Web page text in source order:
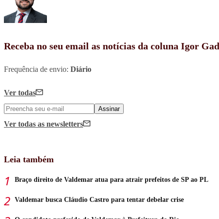
Receba no seu email as notícias da coluna Igor
Frequência de envio: Diário
Ver todas
Assinar
Ver todas as newsletters
Leia também
Braço direito de Valdemar atua para atrair prefeitos de SP ao PL
Valdemar busca Cláudio Castro para tentar debelar crise